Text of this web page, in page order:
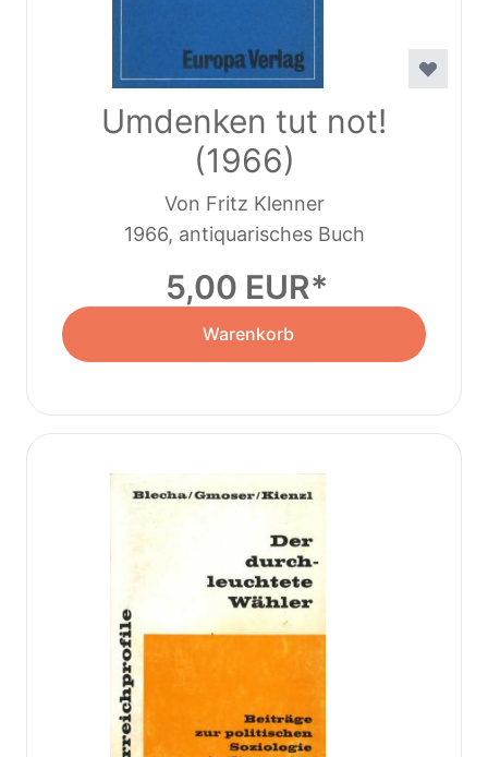
Umdenken tut not!
(1966)
Von Fritz Klenner
1966, antiquarisches Buch
5,00 EUR
Warenkorb